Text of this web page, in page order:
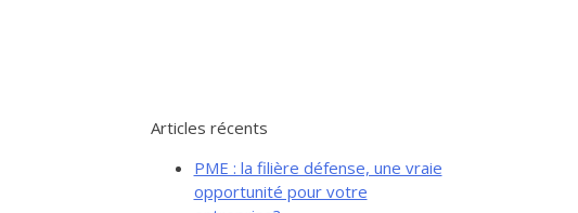
Articles récents
PME : la filière défense, une vraie
opportunité pour votre